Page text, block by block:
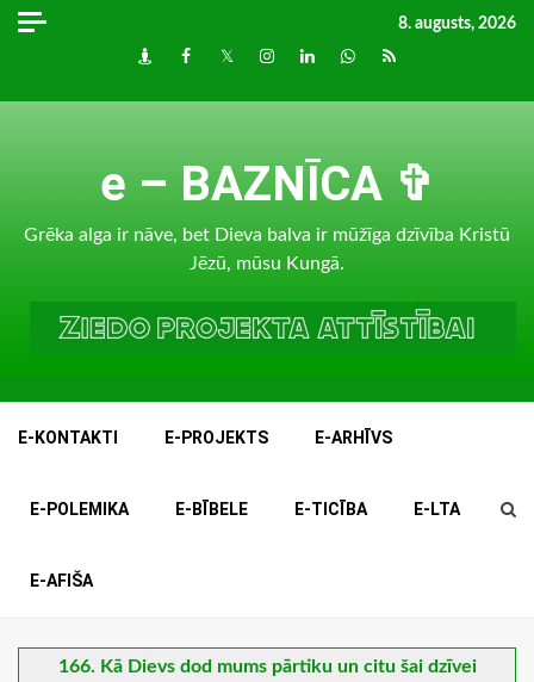
Skip
8. augusts, 2026
DraugiemFacebook
TwitterInstagram
LinkedInwhatsapp
RSS
e – BAZNĪCA ✞
Grēka alga ir nāve, bet Dieva balva ir mūžīga dzīvība Kristū
Jēzū, mūsu Kungā.
E-KONTAKTI E-PROJEKTS E-ARHĪVS
E-POLEMIKA E-BĪBELE E-TICĪBA E-LTA
E-AFIŠA
166. Kā Dievs dod mums pārtiku un citu šai dzīvei